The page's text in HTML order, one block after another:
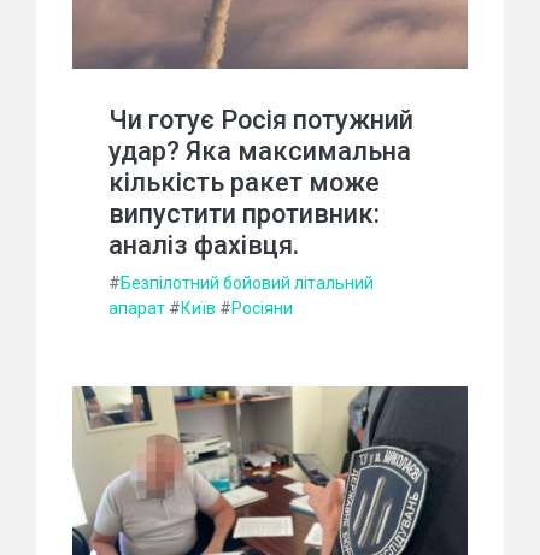
Чи готує Росія потужний
удар? Яка максимальна
кількість ракет може
випустити противник:
аналіз фахівця.
#Безпілотний бойовий літальний
апарат #Київ #Росіяни